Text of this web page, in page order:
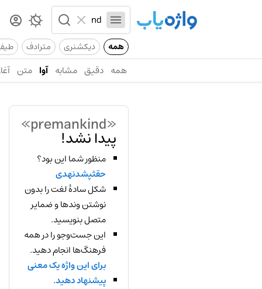
همه دیکشنری مترادف
همه دقیق مشابه آوا متن
«premankind»
پیدا نشد!
منظور شما این بود؟
حقثپشدنهدی
شکل سادهٔ لغت را بدون
نوشتن وندها و ضمایر
متصل بنویسید.
این جست‌وجو را در همه
فرهنگ‌ها انجام دهید.
برای این واژه یک معنی
پیشنهاد دهید.